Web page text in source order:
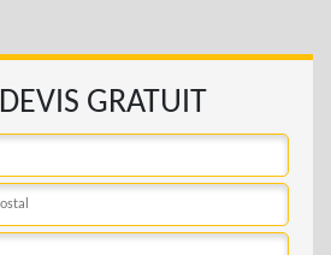
DEVIS GRATUIT